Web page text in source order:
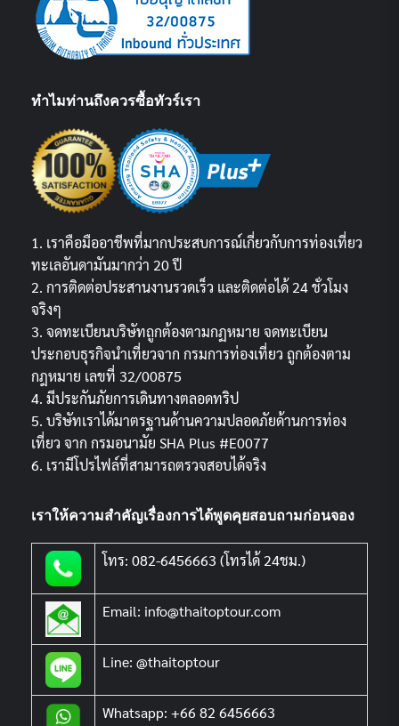
ทำไมท่านถึงควรซื้อทัวร์เรา
1. เราคือมืออาชีพที่มากประสบการณ์เกี่ยวกับการท่องเที่ยว
ทะเลอันดามันมากว่า 20 ปี
2. การติดต่อประสานงานรวดเร็ว และติดต่อได้ 24 ชั่วโมง
จริงๆ
3. จดทะเบียนบริษัทถูกต้องตามกฏหมาย จดทะเบียน
ประกอบธุรกิจนำเที่ยวจาก กรมการท่องเที่ยว ถูกต้องตาม
กฎหมาย เลขที่ 32/00875
4. มีประกันภัยการเดินทางตลอดทริป
5. บริษัทเราได้มาตรฐานด้านความปลอดภัยด้านการท่อง
เที่ยว จาก กรมอนามัย SHA Plus #E0077
6. เรามีโปรไฟล์ที่สามารถตรวจสอบได้จริง
เราให้ความสำคัญเรื่องการได้พูดคุยสอบถามก่อนจอง
โทร: 082-6456663 (โทรได้ 24ชม.)
Email: info@thaitoptour.com
Line: @thaitoptour
Whatsapp: +66 82 6456663